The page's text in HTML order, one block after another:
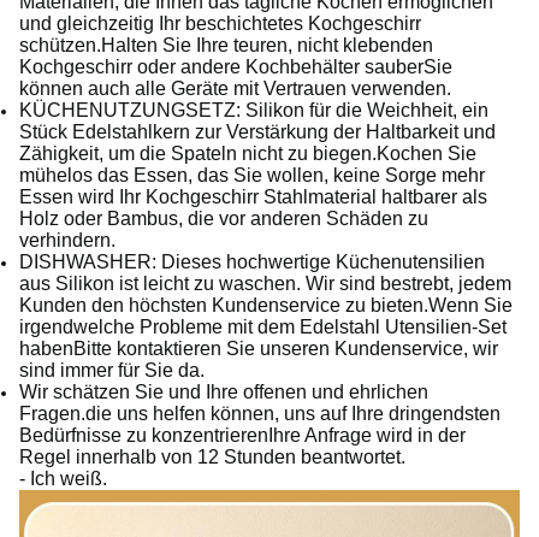
und gleichzeitig Ihr beschichtetes Kochgeschirr
schützen.Halten Sie Ihre teuren, nicht klebenden
Kochgeschirr oder andere Kochbehälter sauberSie
können auch alle Geräte mit Vertrauen verwenden.
KÜCHENUTZUNGSETZ: Silikon für die Weichheit, ein
Stück Edelstahlkern zur Verstärkung der Haltbarkeit und
Zähigkeit, um die Spateln nicht zu biegen.Kochen Sie
mühelos das Essen, das Sie wollen, keine Sorge mehr
Essen wird Ihr Kochgeschirr Stahlmaterial haltbarer als
Holz oder Bambus, die vor anderen Schäden zu
verhindern.
DISHWASHER: Dieses hochwertige Küchenutensilien
aus Silikon ist leicht zu waschen. Wir sind bestrebt, jedem
Kunden den höchsten Kundenservice zu bieten.Wenn Sie
irgendwelche Probleme mit dem Edelstahl Utensilien-Set
habenBitte kontaktieren Sie unseren Kundenservice, wir
sind immer für Sie da.
Wir schätzen Sie und Ihre offenen und ehrlichen
Fragen.die uns helfen können, uns auf Ihre dringendsten
Bedürfnisse zu konzentrierenIhre Anfrage wird in der
Regel innerhalb von 12 Stunden beantwortet.
- Ich weiß.